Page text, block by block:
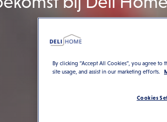
By clicking “Accept All Cookies”, you agree
site usage, and assist in our marketing efforts.
Cookies